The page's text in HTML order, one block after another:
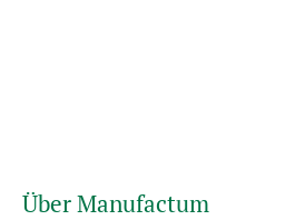
Über Manufactum